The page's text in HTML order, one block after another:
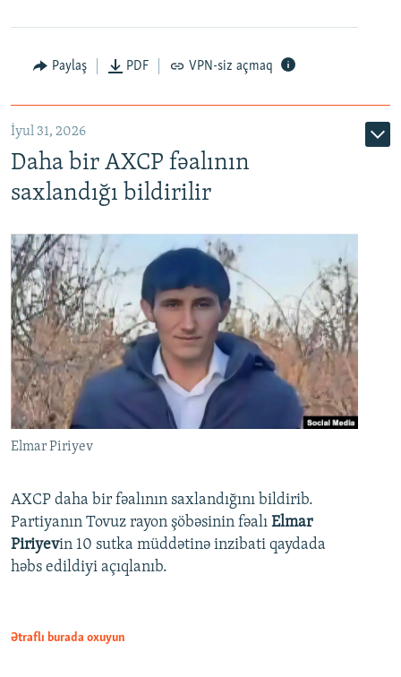
Paylaş PDF VPN-siz açmaq
İyul 31, 2026
Daha bir AXCP fəalının
saxlandığı bildirilir
Elmar Piriyev
AXCP daha bir fəalının saxlandığını bildirib.
Partiyanın Tovuz rayon şöbəsinin fəalı Elmar
Piriyevin 10 sutka müddətinə inzibati qaydada
həbs edildiyi açıqlanıb.
Ətraflı burada oxuyun